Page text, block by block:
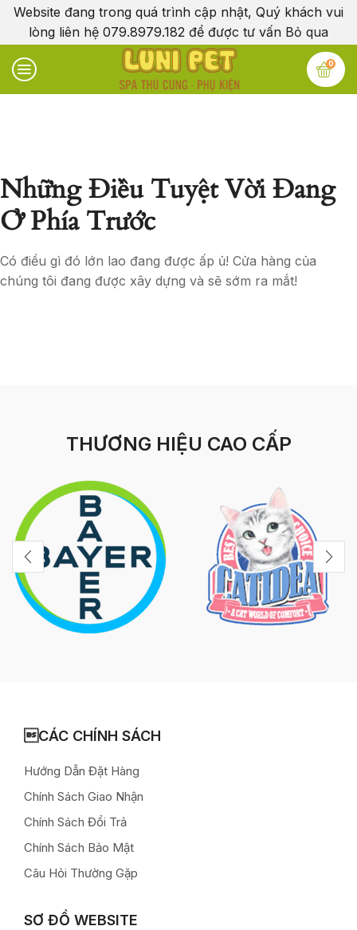
Website đang trong quá trình cập nhật, Quý khách vui
lòng liên hệ 079.8979.182 để được tư vấn Bỏ qua
0
Những Điều Tuyệt Vời Đang
Ở Phía Trước
Có điều gì đó lớn lao đang được ấp ủ! Cửa hàng của
chúng tôi đang được xây dựng và sẽ sớm ra mắt!
THƯƠNG HIỆU CAO CẤP
CÁC CHÍNH SÁCH
Hướng Dẫn Đặt Hàng
Chính Sách Giao Nhận
Chính Sách Đổi Trả
Chính Sách Bảo Mật
Câu Hỏi Thường Gặp
SƠ ĐỒ WEBSITE